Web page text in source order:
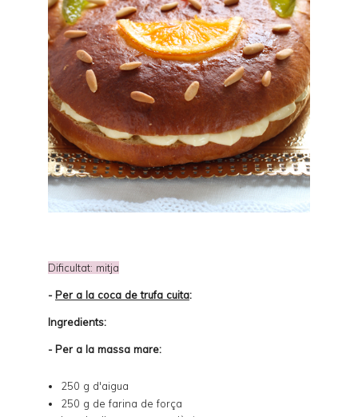
Dificultat: mitja
- Per a la coca de trufa cuita:
Ingredients:
- Per a la massa mare:
250 g d'aigua
250 g de farina de força